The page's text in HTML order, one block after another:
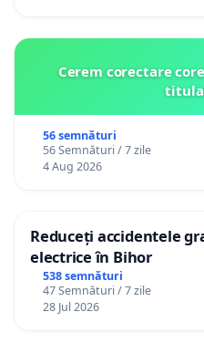
Cerem corectare
56 semnături
56 Semnături / 7 zile
4 Aug 2026
Reduceți accidentele
electrice în Bihor
538 semnături
47 Semnături / 7 zile
28 Jul 2026